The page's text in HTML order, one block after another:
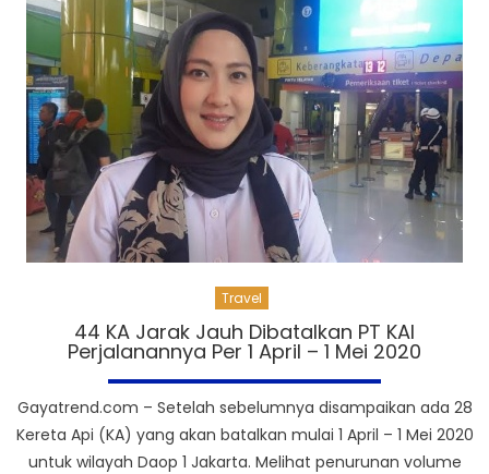
Travel
44 KA Jarak Jauh Dibatalkan PT KAI
Perjalanannya Per 1 April – 1 Mei 2020
Gayatrend.com – Setelah sebelumnya disampaikan ada 28
Kereta Api (KA) yang akan batalkan mulai 1 April – 1 Mei 2020
untuk wilayah Daop 1 Jakarta. Melihat penurunan volume